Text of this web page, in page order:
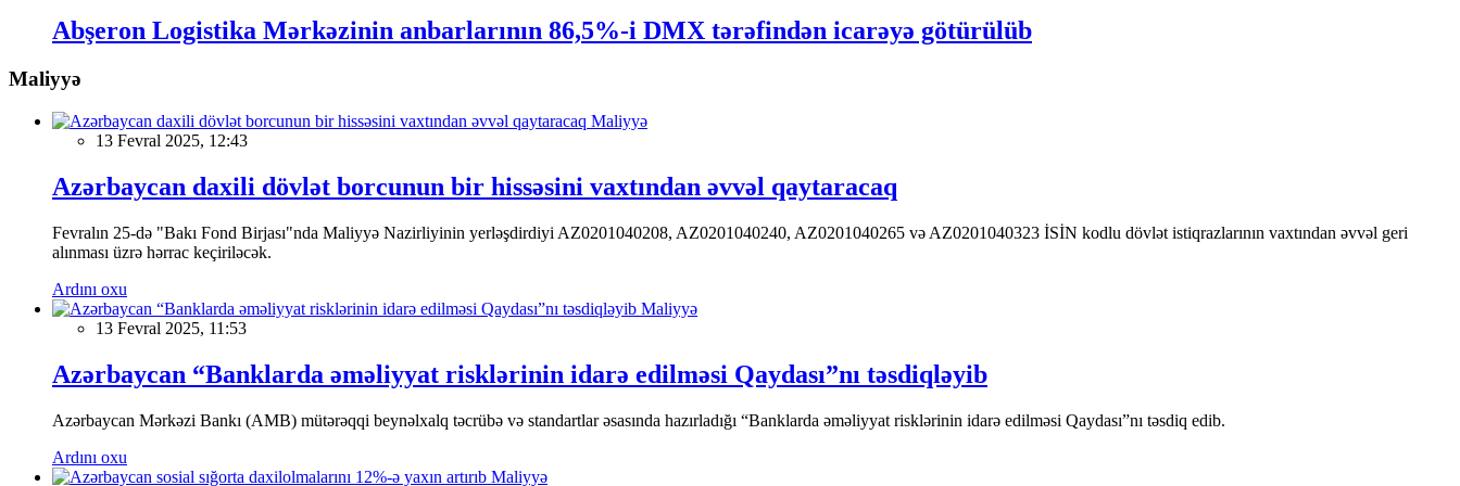
Abşeron Logistika Mərkəzinin anbarlarının 86,5%-i DMX tərəfindən icarəyə götürülüb
Maliyyə
Maliyyə
13 Fevral 2025, 12:43
Azərbaycan daxili dövlət borcunun bir hissəsini vaxtından əvvəl qaytaracaq
Fevralın 25-də "Bakı Fond Birjası"nda Maliyyə Nazirliyinin yerləşdirdiyi AZ0201040208, AZ0201040240, AZ0201040265 və AZ0201040323 İSİN kodlu dövlət istiqrazlarının vaxtından əvvəl geri
alınması üzrə hərrac keçiriləcək.
Ardını oxu
Maliyyə
13 Fevral 2025, 11:53
Azərbaycan “Banklarda əməliyyat risklərinin idarə edilməsi Qaydası”nı təsdiqləyib
Azərbaycan Mərkəzi Bankı (AMB) mütərəqqi beynəlxalq təcrübə və standartlar əsasında hazırladığı “Banklarda əməliyyat risklərinin idarə edilməsi Qaydası”nı təsdiq edib.
Ardını oxu
Maliyyə